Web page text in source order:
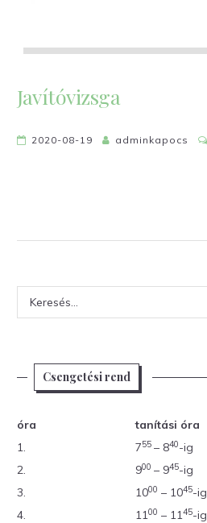
Javítóvizsga
2020-08-19 adminkapocs
Csengetési rend
óra
tanítási óra
1.
755 – 840-ig
2.
900 – 945-ig
3.
1000 – 1045-ig
4.
1100 – 1145-ig